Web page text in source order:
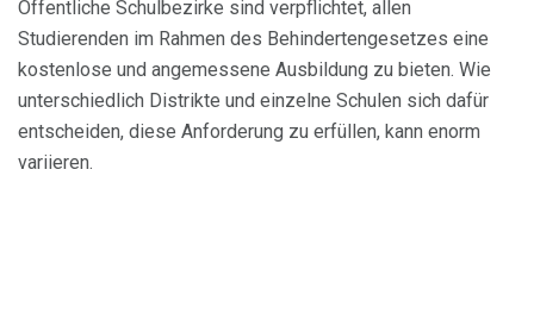
Öffentliche Schulbezirke sind verpflichtet, allen
Studierenden im Rahmen des Behindertengesetzes eine
kostenlose und angemessene Ausbildung zu bieten. Wie
unterschiedlich Distrikte und einzelne Schulen sich dafür
entscheiden, diese Anforderung zu erfüllen, kann enorm
variieren.